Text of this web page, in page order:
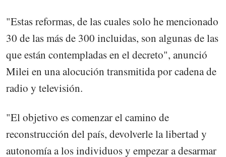
"Estas reformas, de las cuales solo he mencionado
30 de las más de 300 incluidas, son algunas de las
que están contempladas en el decreto", anunció
Milei en una alocución transmitida por cadena de
radio y televisión.
"El objetivo es comenzar el camino de
reconstrucción del país, devolverle la libertad y
autonomía a los individuos y empezar a desarmar